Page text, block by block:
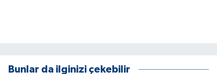
Bunlar da ilginizi çekebilir